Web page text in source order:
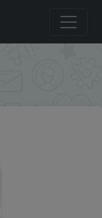
Over
Protector